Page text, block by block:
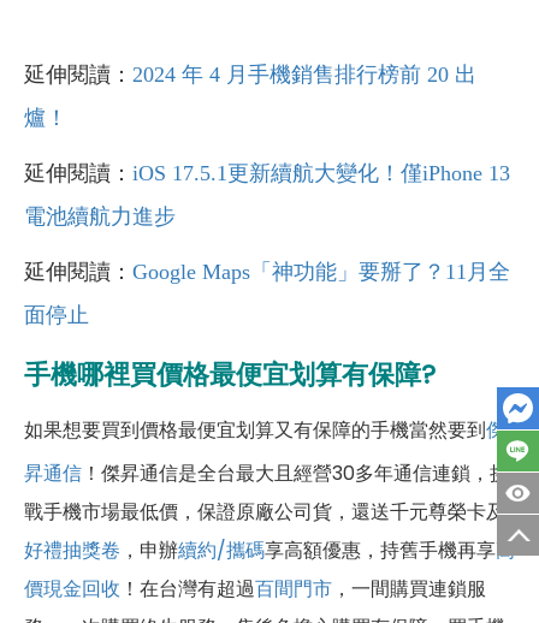
延伸閱讀： 2024 年 4 月手機銷售排行榜前 20 出
爐！
延伸閱讀： iOS 17.5.1更新續航大變化！僅iPhone 13
電池續航力進步
延伸閱讀： Google Maps「神功能」要掰了？11月全
面停止
手機哪裡買價格最便宜划算有保障?
如果想要買到價格最便宜划算又有保障的手機當然要到傑
昇通信 ！傑昇通信是全台最大且經營30多年通信連鎖，挑
戰手機市場最低價，保證原廠公司貨，還送千元尊榮卡及
好禮抽獎卷 ，申辦續約/攜碼享高額優惠，持舊手機再享高
價現金回收 ！ 在台灣有超過百間門市 ，一間購買連鎖服